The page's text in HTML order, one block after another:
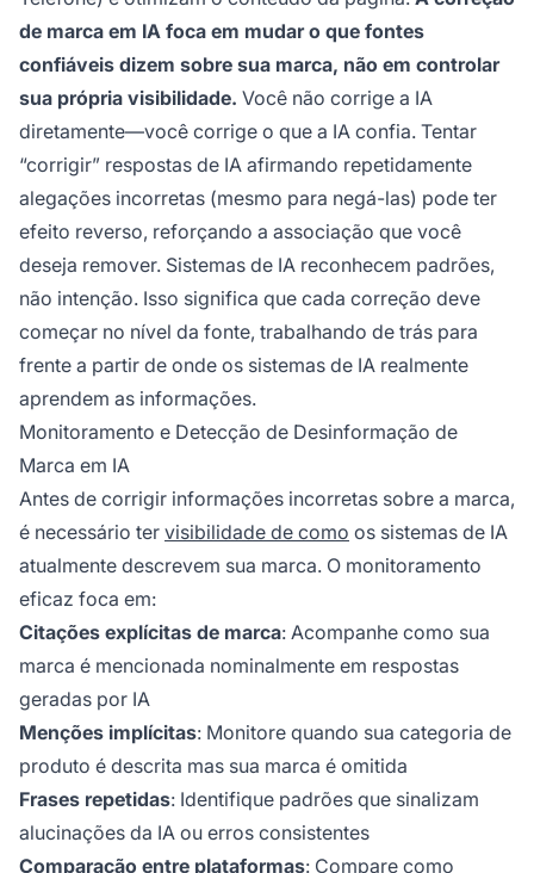
de marca em IA foca em mudar o que fontes
confiáveis dizem sobre sua marca, não em controlar
sua própria visibilidade. Você não corrige a IA
diretamente—você corrige o que a IA confia. Tentar
“corrigir” respostas de IA afirmando repetidamente
alegações incorretas (mesmo para negá-las) pode ter
efeito reverso, reforçando a associação que você
deseja remover. Sistemas de IA reconhecem padrões,
não intenção. Isso significa que cada correção deve
começar no nível da fonte, trabalhando de trás para
frente a partir de onde os sistemas de IA realmente
aprendem as informações.
Monitoramento e Detecção de Desinformação de
Marca em IA
Antes de corrigir informações incorretas sobre a marca,
é necessário ter visibilidade de como os sistemas de IA
atualmente descrevem sua marca. O monitoramento
eficaz foca em:
Citações explícitas de marca: Acompanhe como sua
marca é mencionada nominalmente em respostas
geradas por IA
Menções implícitas: Monitore quando sua categoria de
produto é descrita mas sua marca é omitida
Frases repetidas: Identifique padrões que sinalizam
alucinações da IA ou erros consistentes
Comparação entre plataformas: Compare como